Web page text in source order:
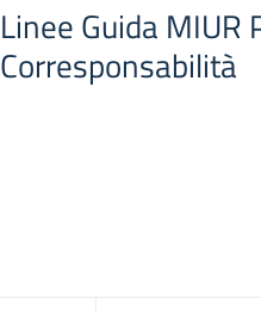
Linee Guida MIUR
Corresponsabilità